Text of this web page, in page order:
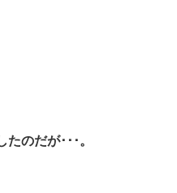
のだが･･･。